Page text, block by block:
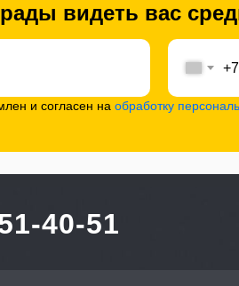
видеть вас
+7
и согласен на обработку
40-51